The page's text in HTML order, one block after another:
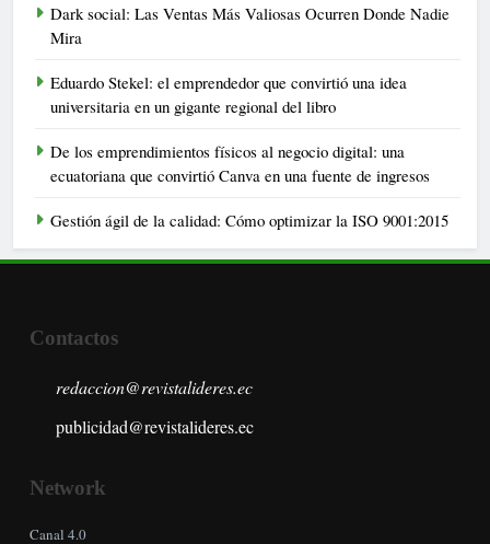
Dark social: Las Ventas Más Valiosas Ocurren Donde Nadie
Mira
Eduardo Stekel: el emprendedor que convirtió una idea
universitaria en un gigante regional del libro
De los emprendimientos físicos al negocio digital: una
ecuatoriana que convirtió Canva en una fuente de ingresos
Gestión ágil de la calidad: Cómo optimizar la ISO 9001:2015
Contactos
redaccion@revistalideres.ec
publicidad@revistalideres.ec
Network
Canal 4.0